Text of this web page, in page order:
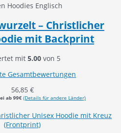
Hoodies Englisch
– Christlicher
mit Backprint
mit 5.00 von 5
Gesamtbewertungen
56,85 €
ab 99€ (Details für andere Länder)